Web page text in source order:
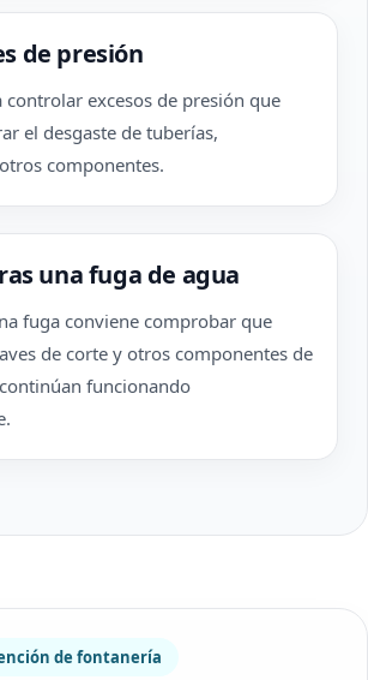
de presión
controlar excesos de presión que
el desgaste de tuberías,
componentes.
una fuga de agua
fuga conviene comprobar que
de corte y otros componentes de
funcionando
de fontanería